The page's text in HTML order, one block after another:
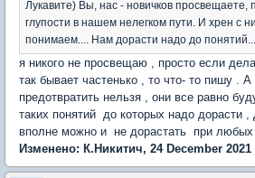
Лукавите) Вы, нас - новичков просвещаете,
глупости в нашем нелегком пути. И хрен с
понимаем.... Нам дорасти надо до понятий...
я никого не просвещаю , просто если
так бывает частенько , то что- то пишу .
предотвратить нельзя , они все равно
таких понятий до которых надо дорасти
вполне можно и не дорастать при любых
Изменено: К.Никитич, 24 December 2021